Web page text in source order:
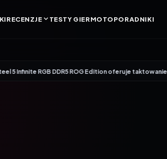
RECENZJE TESTY GIERMOTOPORADNIKI
RGB DDR5 ROG Edition oferuje taktowanie do